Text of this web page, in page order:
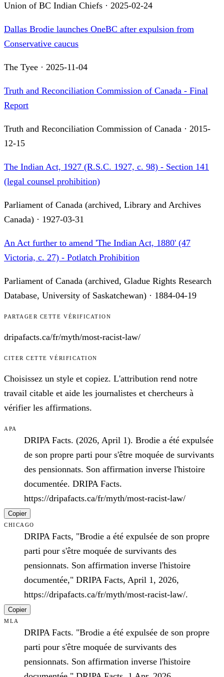
Union of BC Indian Chiefs · 2025-02-24
Dallas Brodie launches OneBC after expulsion from
Conservative caucus
The Tyee · 2025-11-04
Truth and Reconciliation Commission of Canada - Final
Report
Truth and Reconciliation Commission of Canada · 2015-
12-15
The Indian Act, 1927 (R.S.C. 1927, c. 98) - Section 141
(legal counsel prohibition)
Parliament of Canada (archived, Library and Archives
Canada) · 1927-03-31
An Act further to amend 'The Indian Act, 1880' (47
Victoria, c. 27) - Potlatch Prohibition
Parliament of Canada (archived, Gladue Rights Research
Database, University of Saskatchewan) · 1884-04-19
PARTAGER CETTE VÉRIFICATION
dripafacts.ca/fr/myth/most-racist-law/
CITER CETTE VÉRIFICATION
Choisissez un style et copiez. L'attribution rend notre
travail citable et aide les journalistes et chercheurs à
vérifier les affirmations.
APA
DRIPA Facts. (2026, April 1). Brodie a été expulsée
de son propre parti pour s'être moquée de survivants
des pensionnats. Son affirmation inverse l'histoire
documentée. DRIPA Facts.
https://dripafacts.ca/fr/myth/most-racist-law/
Copier
CHICAGO
DRIPA Facts, "Brodie a été expulsée de son propre
parti pour s'être moquée de survivants des
pensionnats. Son affirmation inverse l'histoire
documentée," DRIPA Facts, April 1, 2026,
https://dripafacts.ca/fr/myth/most-racist-law/.
Copier
MLA
DRIPA Facts. "Brodie a été expulsée de son propre
parti pour s'être moquée de survivants des
pensionnats. Son affirmation inverse l'histoire